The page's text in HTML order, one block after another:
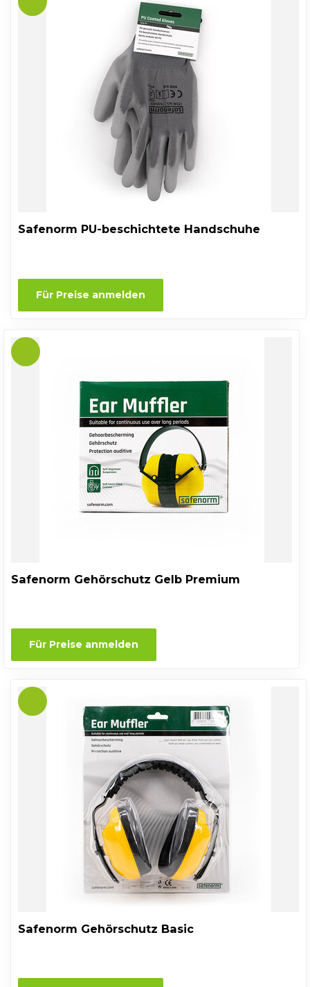
Safenorm PU-beschichtete Handschuhe
Für Preise anmelden
Safenorm Gehörschutz Gelb Premium
Für Preise anmelden
Safenorm Gehörschutz Basic